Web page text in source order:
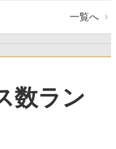
一覧へ
数ラン